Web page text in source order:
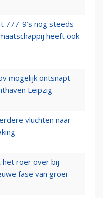
777-9’s nog steeds
heeft ook
mogelijk ontsnapt
Leipzig
vluchten naar
het roer over bij
fase van groei'